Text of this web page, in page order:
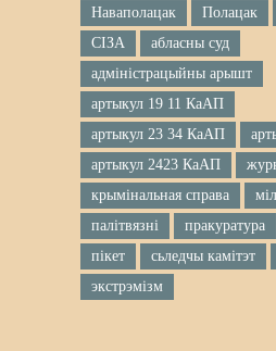
Наваполацак
Полацак
СІЗА
абласны суд
адміністрацыйны арышт
артыкул 19 11 КаАП
артыкул 23 34 КаАП
артыкул 2423 КаАП
крымінальная справа
палітвязні
пракуратура
пікет
сьледчы камітэт
экстрэмізм